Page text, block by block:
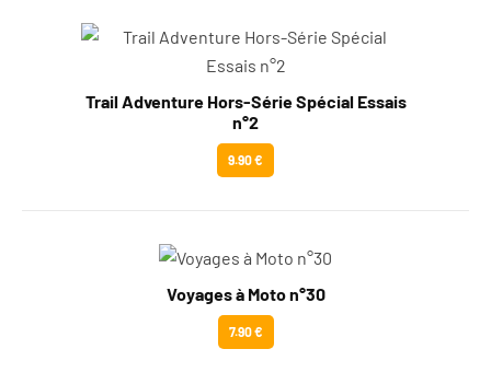
Trail Adventure Hors-Série Spécial Essais
n°2
9.90 €
Voyages à Moto n°30
7.90 €